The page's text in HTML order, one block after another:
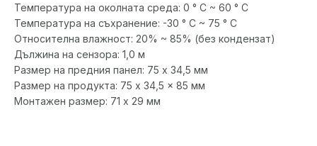
Температура на околната среда: 0 ° C ~ 60 ° C
Температура на съхранение: -30 ° C ~ 75 ° C
Относителна влажност: 20% ~ 85% (без кондензат)
Дължина на сензора: 1,0 м
Размер на предния панел: 75 x 34,5 мм
Размер на продукта: 75 x 34,5 x 85 мм
Монтажен размер: 71 x 29 мм